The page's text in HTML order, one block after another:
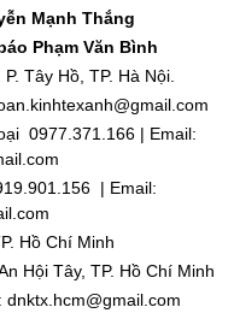
Mạnh Thắng
Phạm Văn Bình
Tây Hồ, TP. Hà Nội.
0977.371.166 | Email:
| Email:
Hồ Chí Minh
Hội Tây, TP. Hồ Chí Minh